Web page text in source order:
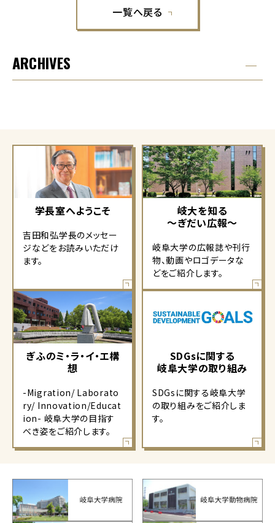
一覧へ戻る
ARCHIVES
学長室へようこそ
吉田和弘学長のメッセー
ジなどをお読みいただけ
ます。
岐大を知る
～ぎだい広報～
岐阜大学の広報誌や刊行
物、動画やロゴデータな
どをご紹介します。
ぎふのミ・ラ・イ・エ構
想
-Migration/ Laborato
ry/ Innovation/Educat
ion- 岐阜大学の目指す
べき姿をご紹介します。
SDGsに関する
岐阜大学の取り組み
SDGsに関する岐阜大学
の取り組みをご紹介しま
す。